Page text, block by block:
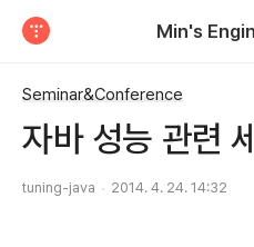
Min's
Seminar&Conference
자바 성능 관련
tuning-java 2014. 4. 24. 14:32